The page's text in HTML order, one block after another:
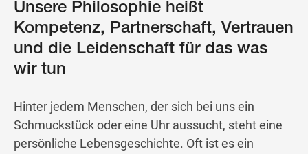
Unsere Philosophie heißt
Kompetenz, Partnerschaft, Vertrauen
und die Leidenschaft für das was
wir tun
Hinter jedem Menschen, der sich bei uns ein
Schmuckstück oder eine Uhr aussucht, steht eine
persönliche Lebensgeschichte. Oft ist es ein